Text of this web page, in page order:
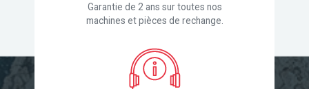
Garantie de 2 ans sur toutes nos
machines et pièces de rechange.